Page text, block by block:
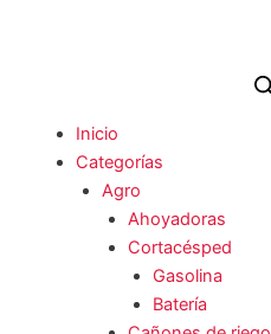
Inicio
Categorías
Agro
Ahoyadoras
Cortacésped
Gasolina
Batería